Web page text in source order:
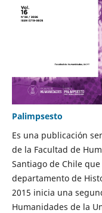
Palimpsesto
Es una publicación
de la Facultad de
Santiago de Chile
departamento de
2015 inicia una
Humanidades de la